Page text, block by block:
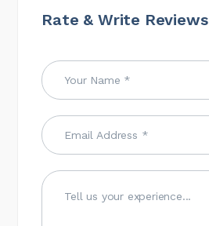
Rate & Write Reviews